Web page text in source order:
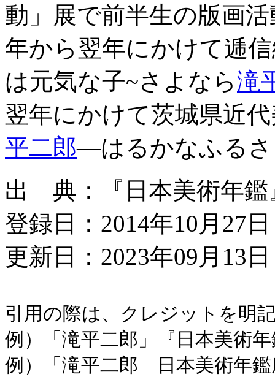
動」展で前半生の版画
年から翌年にかけて逓
は元気な子~さよなら滝
翌年にかけて茨城県近
平二郎―はるかなふる
出 典：『日本美術年鑑
登録日：2014年10月27日
更新日：2023年09月13
引用の際は、クレジットを明
例）「滝平二郎」『日本美術
例）「滝平二郎 日本美術年鑑